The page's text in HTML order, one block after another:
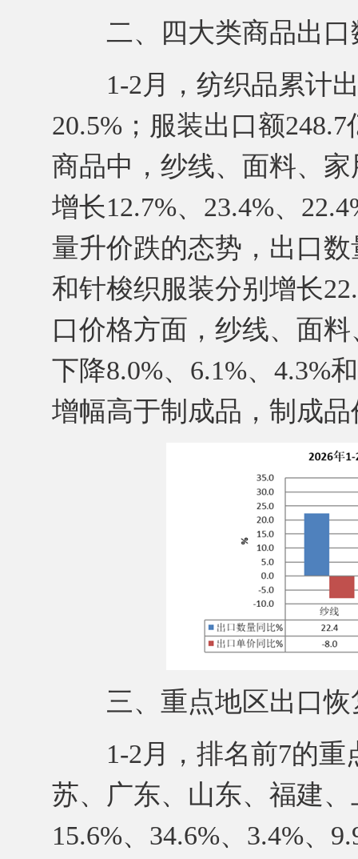
二、四大类商品出口
1-2月，纺织品累计出
20.5%；服装出口额
商品中，纱线、面料、
增长12.7%、23.4%、
量升价跌的态势，出口
和针梭织服装分别增长
口价格方面，纱线、面
下降8.0%、6.1%、4.3%
增幅高于制成品，制成
三、重点地区出口恢
1-2月，排名前7的重
苏、广东、山东、福建
15.6%、34.6%、3.4%、